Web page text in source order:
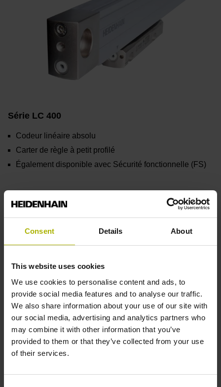
Consent Details About
This website uses cookies
We use cookies to personalise content and ads, to
provide social media features and to analyse our traffic.
We also share information about your use of our site with
our social media, advertising and analytics partners who
may combine it with other information that you’ve
provided to them or that they’ve collected from your use
of their services.
Série LC 400
Codeur linéaire absolu
Carter de règle à petit profilé
Également disponible avec Sécurité fonctionnelle (FS)
En savoir plus